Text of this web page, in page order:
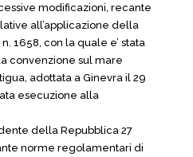
modificazioni, recante
all’applicazione della
1658, con la quale e’ stata
convenzione sul mare
adottata a Ginevra il 29
esecuzione alla
della Repubblica 27
norme regolamentari di